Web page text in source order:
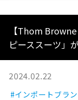
【Thom
ピーススーツ」
2024.02.22
#インポートブラ